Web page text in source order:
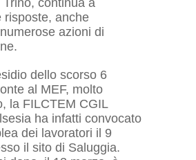
risposte, anche
azioni di
dello scorso 6
al MEF, molto
la FILCTEM CGIL
ha infatti convocato
dei lavoratori il 9
il sito di Saluggia.